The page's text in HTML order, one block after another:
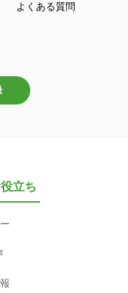
よくある質問
立ち